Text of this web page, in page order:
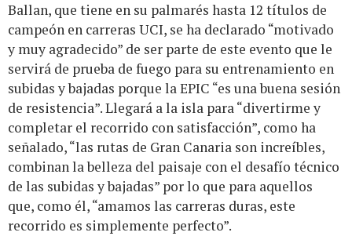
Ballan, que tiene en su palmarés hasta 12 títulos de
campeón en carreras UCI, se ha declarado “motivado
y muy agradecido” de ser parte de este evento que le
servirá de prueba de fuego para su entrenamiento en
subidas y bajadas porque la EPIC “es una buena sesión
de resistencia”. Llegará a la isla para “divertirme y
completar el recorrido con satisfacción”, como ha
señalado, “las rutas de Gran Canaria son increíbles,
combinan la belleza del paisaje con el desafío técnico
de las subidas y bajadas” por lo que para aquellos
que, como él, “amamos las carreras duras, este
recorrido es simplemente perfecto”.